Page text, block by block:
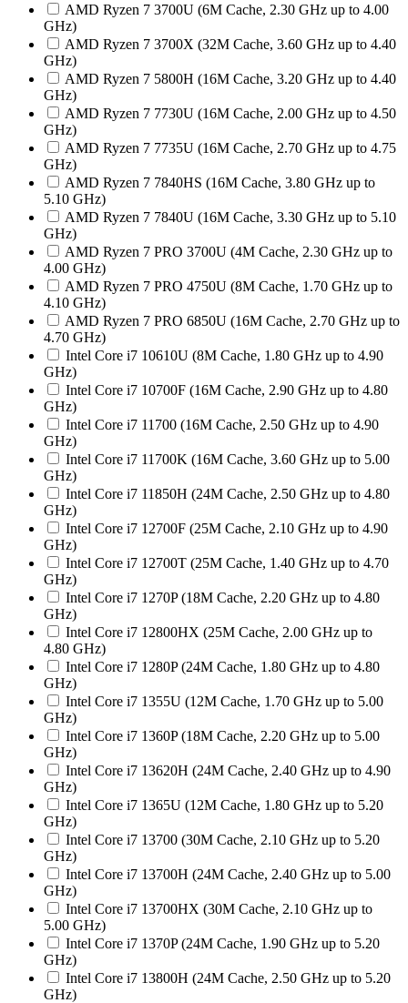
AMD Ryzen 7 3700U (6M Cache, 2.30 GHz up to 4.00
GHz)
AMD Ryzen 7 3700X (32M Cache, 3.60 GHz up to 4.40
GHz)
AMD Ryzen 7 5800H (16M Cache, 3.20 GHz up to 4.40
GHz)
AMD Ryzen 7 7730U (16M Cache, 2.00 GHz up to 4.50
GHz)
AMD Ryzen 7 7735U (16M Cache, 2.70 GHz up to 4.75
GHz)
AMD Ryzen 7 7840HS (16M Cache, 3.80 GHz up to
5.10 GHz)
AMD Ryzen 7 7840U (16M Cache, 3.30 GHz up to 5.10
GHz)
AMD Ryzen 7 PRO 3700U (4M Cache, 2.30 GHz up to
4.00 GHz)
AMD Ryzen 7 PRO 4750U (8M Cache, 1.70 GHz up to
4.10 GHz)
AMD Ryzen 7 PRO 6850U (16M Cache, 2.70 GHz up to
4.70 GHz)
Intel Core i7 10610U (8M Cache, 1.80 GHz up to 4.90
GHz)
Intel Core i7 10700F (16M Cache, 2.90 GHz up to 4.80
GHz)
Intel Core i7 11700 (16M Cache, 2.50 GHz up to 4.90
GHz)
Intel Core i7 11700K (16M Cache, 3.60 GHz up to 5.00
GHz)
Intel Core i7 11850H (24M Cache, 2.50 GHz up to 4.80
GHz)
Intel Core i7 12700F (25M Cache, 2.10 GHz up to 4.90
GHz)
Intel Core i7 12700T (25M Cache, 1.40 GHz up to 4.70
GHz)
Intel Core i7 1270P (18M Cache, 2.20 GHz up to 4.80
GHz)
Intel Core i7 12800HX (25M Cache, 2.00 GHz up to
4.80 GHz)
Intel Core i7 1280P (24M Cache, 1.80 GHz up to 4.80
GHz)
Intel Core i7 1355U (12M Cache, 1.70 GHz up to 5.00
GHz)
Intel Core i7 1360P (18M Cache, 2.20 GHz up to 5.00
GHz)
Intel Core i7 13620H (24M Cache, 2.40 GHz up to 4.90
GHz)
Intel Core i7 1365U (12M Cache, 1.80 GHz up to 5.20
GHz)
Intel Core i7 13700 (30M Cache, 2.10 GHz up to 5.20
GHz)
Intel Core i7 13700H (24M Cache, 2.40 GHz up to 5.00
GHz)
Intel Core i7 13700HX (30M Cache, 2.10 GHz up to
5.00 GHz)
Intel Core i7 1370P (24M Cache, 1.90 GHz up to 5.20
GHz)
Intel Core i7 13800H (24M Cache, 2.50 GHz up to 5.20
GHz)